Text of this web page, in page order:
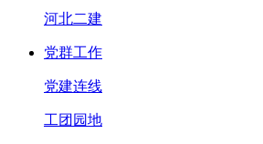
河北二建
党群工作
党建连线
工团园地